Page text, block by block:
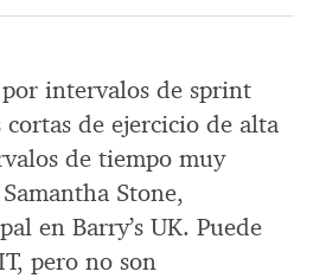
intervalos de sprint
cortas de ejercicio de alta
de tiempo muy
Stone,
en Barry’s UK. Puede
pero no son